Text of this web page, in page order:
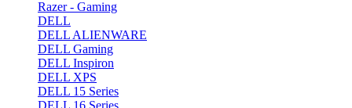
Razer - Gaming
DELL
DELL ALIENWARE
DELL Gaming
DELL Inspiron
DELL XPS
DELL 15 Series
DELL 16 Series